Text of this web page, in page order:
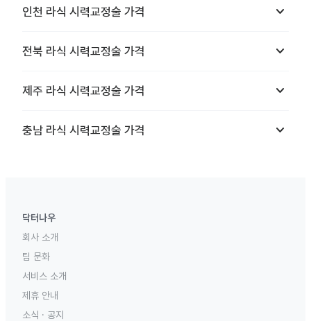
인천 라식 시력교정술 가격 keyboard_arrow_down
전북 라식 시력교정술 가격 keyboard_arrow_down
제주 라식 시력교정술 가격 keyboard_arrow_down
충남 라식 시력교정술 가격 keyboard_arrow_down
닥터나우
회사 소개
팀 문화
서비스 소개
제휴 안내
소식 · 공지